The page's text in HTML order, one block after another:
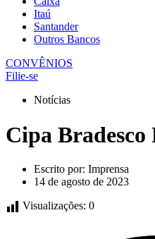
Itaú
Santander
Outros Bancos
CONVÊNIOS
Filie-se
Notícias
Cipa
Escrito por: Imprensa
14 de agosto de 2023
Visualizações: 0